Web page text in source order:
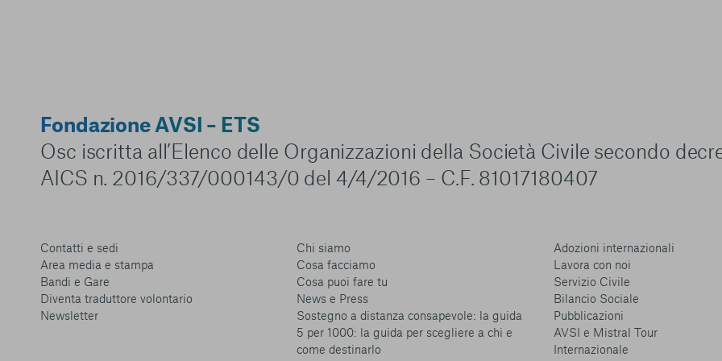
Fondazione AVSI – ETS
Osc iscritta all’Elenco delle Organizzazioni della Società Civile secondo
AICS n. 2016/337/000143/0 del 4/4/2016 – C.F. 81017180407
Contatti e sedi
Area media e stampa
Bandi e Gare
Diventa traduttore volontario
Newsletter
Chi siamo
Cosa facciamo
Cosa puoi fare tu
News e Press
Sostegno a distanza consapevole: la guida
5 per 1000: la guida per scegliere a chi e
come destinarlo
Adozioni internazionali
Lavora con noi
Servizio Civile
Bilancio Sociale
Pubblicazioni
AVSI e Mistral Tour
Internazionale